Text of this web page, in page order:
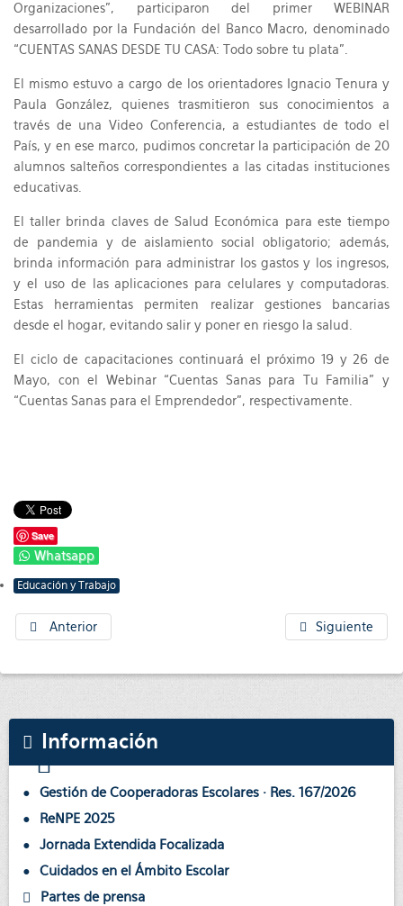
Organizaciones”, participaron del primer WEBINAR
desarrollado por la Fundación del Banco Macro, denominado
“CUENTAS SANAS DESDE TU CASA: Todo sobre tu plata”.
El mismo estuvo a cargo de los orientadores Ignacio Tenura y
Paula González, quienes trasmitieron sus conocimientos a
través de una Video Conferencia, a estudiantes de todo el
País, y en ese marco, pudimos concretar la participación de 20
alumnos salteños correspondientes a las citadas instituciones
educativas.
El taller brinda claves de Salud Económica para este tiempo
de pandemia y de aislamiento social obligatorio; además,
brinda información para administrar los gastos y los ingresos,
y el uso de las aplicaciones para celulares y computadoras.
Estas herramientas permiten realizar gestiones bancarias
desde el hogar, evitando salir y poner en riesgo la salud.
El ciclo de capacitaciones continuará el próximo 19 y 26 de
Mayo, con el Webinar “Cuentas Sanas para Tu Familia” y
“Cuentas Sanas para el Emprendedor”, respectivamente.
Save
Whatsapp
Educación y Trabajo
Anterior Siguiente
Información
Gestión de Cooperadoras Escolares · Res. 167/2026
ReNPE 2025
Jornada Extendida Focalizada
Cuidados en el Ámbito Escolar
Partes de prensa